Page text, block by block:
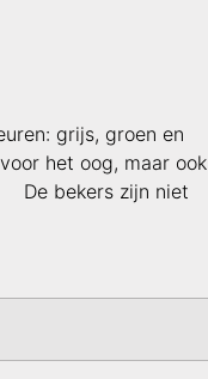
grijs, groen en
het oog, maar ook
De bekers zijn niet